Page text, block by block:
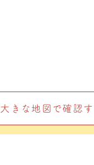
大きな地図で確認す